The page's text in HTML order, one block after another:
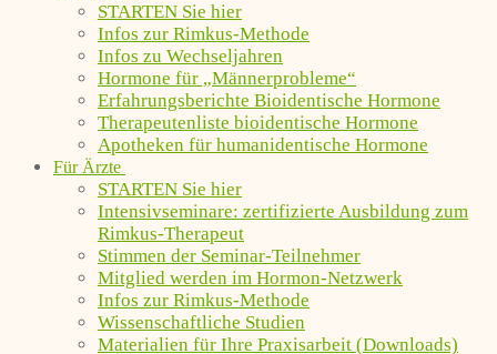
STARTEN Sie hier
Infos zur Rimkus-Methode
Infos zu Wechseljahren
Hormone für „Männerprobleme“
Erfahrungsberichte Bioidentische Hormone
Therapeutenliste bioidentische Hormone
Apotheken für humanidentische Hormone
Für Ärzte
STARTEN Sie hier
Intensivseminare: zertifizierte Ausbildung zum
Rimkus-Therapeut
Stimmen der Seminar-Teilnehmer
Mitglied werden im Hormon-Netzwerk
Infos zur Rimkus-Methode
Wissenschaftliche Studien
Materialien für Ihre Praxisarbeit (Downloads)